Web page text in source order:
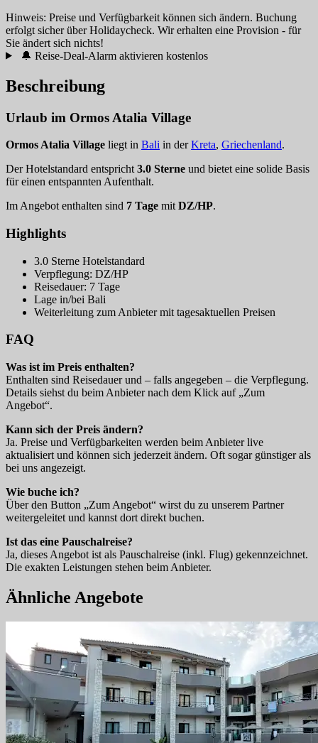
Hinweis: Preise und Verfügbarkeit können sich ändern. Buchung
erfolgt sicher über Holidaycheck. Wir erhalten eine Provision - für
Sie ändert sich nichts!
🔔 Reise-Deal-Alarm aktivieren kostenlos
Beschreibung
Urlaub im Ormos Atalia Village
Ormos Atalia Village liegt in Bali in derKreta, Griechenland.
Der Hotelstandard entspricht 3.0 Sterne und bietet eine solide Basis
für einen entspannten Aufenthalt.
Im Angebot enthalten sind 7 Tage mit DZ/HP.
Highlights
3.0 Sterne Hotelstandard
Verpflegung: DZ/HP
Reisedauer: 7 Tage
Lage in/bei Bali
Weiterleitung zum Anbieter mit tagesaktuellen Preisen
FAQ
Was ist im Preis enthalten?
Enthalten sind Reisedauer und – falls angegeben – die Verpflegung.
Details siehst du beim Anbieter nach dem Klick auf „Zum
Angebot“.
Kann sich der Preis ändern?
Ja. Preise und Verfügbarkeiten werden beim Anbieter live
aktualisiert und können sich jederzeit ändern. Oft sogar günstiger als
bei uns angezeigt.
Wie buche ich?
Über den Button „Zum Angebot“ wirst du zu unserem Partner
weitergeleitet und kannst dort direkt buchen.
Ist das eine Pauschalreise?
Ja, dieses Angebot ist als Pauschalreise (inkl. Flug) gekennzeichnet.
Die exakten Leistungen stehen beim Anbieter.
Ähnliche Angebote